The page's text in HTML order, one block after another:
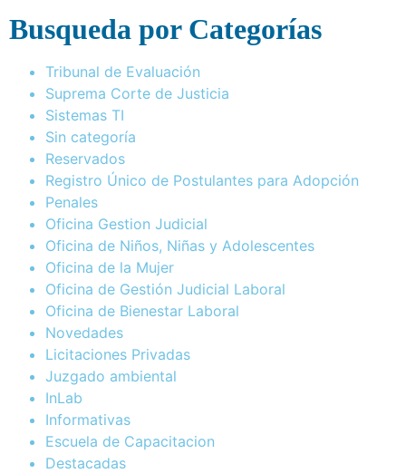
Busqueda por Categorías
Tribunal de Evaluación
Suprema Corte de Justicia
Sistemas TI
Sin categoría
Reservados
Registro Único de Postulantes para Adopción
Penales
Oficina Gestion Judicial
Oficina de Niños, Niñas y Adolescentes
Oficina de la Mujer
Oficina de Gestión Judicial Laboral
Oficina de Bienestar Laboral
Novedades
Licitaciones Privadas
Juzgado ambiental
InLab
Informativas
Escuela de Capacitacion
Destacadas